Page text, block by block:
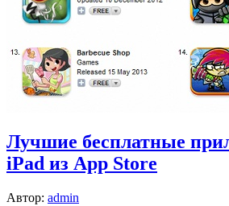
Лучшие бесплатные
iPad из App Store
Автор: admin